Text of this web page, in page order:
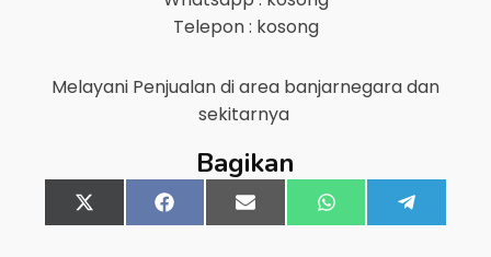
Telepon : kosong
Melayani Penjualan di area banjarnegaradan
sekitarnya
Bagikan
Share
on
X
(Twitter)
Share
on
FacebookShare
on
Email Share
on
WhatsApp
on